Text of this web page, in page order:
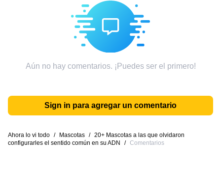
Aún no hay comentarios. ¡Puedes ser el primero!
Sign in para agregar un comentario
Ahora lo vi todo / Mascotas / 20+ Mascotas a las que olvidaron
configurarles el sentido común en su ADN
/ Comentarios